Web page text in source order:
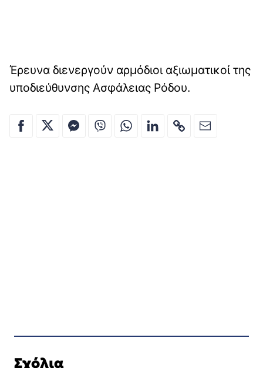
Έρευνα διενεργούν αρμόδιοι αξιωματικοί της
υποδιεύθυνσης Ασφάλειας Ρόδου.
Σχόλια